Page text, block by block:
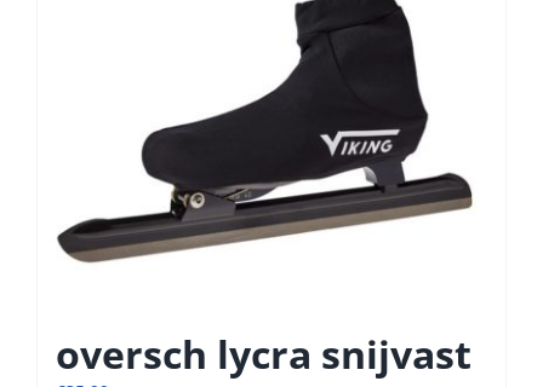
oversch lycra snijvast